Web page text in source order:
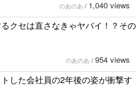
のあのあ / 1,040 views
クセは直さなきゃヤバイ！？その
のあのあ / 954 views
した会社員の2年後の姿が衝撃す